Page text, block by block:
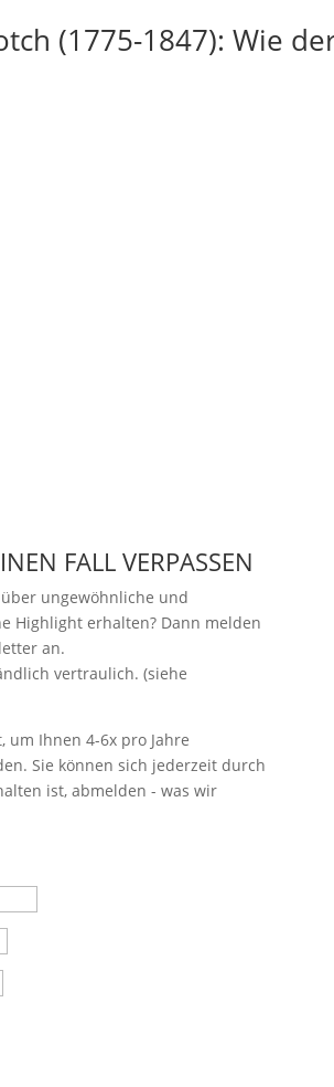
(1775-1847): Wie
FALL VERPASSEN
ungewöhnliche und
Highlight erhalten? Dann melden
an.
vertraulich. (siehe
Ihnen 4-6x pro Jahre
Sie können sich jederzeit durch
ist, abmelden - was wir